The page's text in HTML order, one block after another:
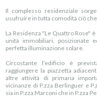
Il complesso residenziale
usufruire in tutta comodità ciò che
La Residenza "Le Quattro Rose"
unità immobiliari, posizionate
perfetta illuminazione solare.
Circostante l’edificio è
raggiungere la piazzetta
altre attività di primaria
vicinanze di P.zza Berlinguer e
sia in P.zza Marconi che in P.zza